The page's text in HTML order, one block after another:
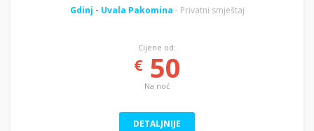
Gdinj - Uvala Pakomina - Privatni smještaj
Cijene od:
€50
Na noć
DETALJNIJE